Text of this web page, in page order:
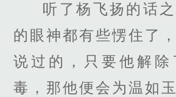
听了杨飞扬的话
的眼神都有些愣住了
说过的，只要他解除
毒，那他便会为温如